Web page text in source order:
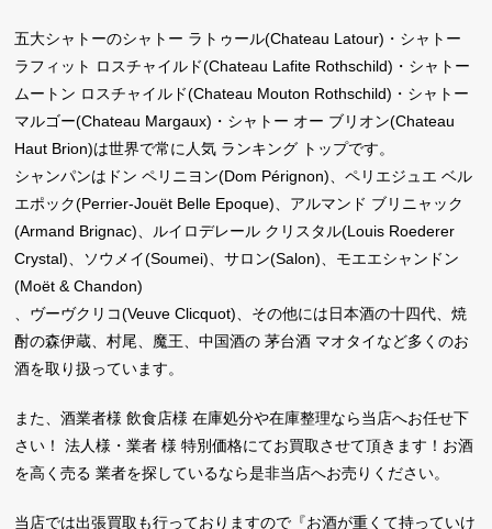
五大シャトーのシャトー ラトゥール(Chateau Latour)・シャトー
ラフィット ロスチャイルド(Chateau Lafite Rothschild)・シャトー
ムートン ロスチャイルド(Chateau Mouton Rothschild)・シャトー
マルゴー(Chateau Margaux)・シャトー オー ブリオン(Chateau
Haut Brion)は世界で常に人気 ランキング トップです。
シャンパンはドン ペリニヨン(Dom Pérignon)、ペリエジュエ ベル
エポック(Perrier-Jouët Belle Epoque)、アルマンド ブリニャック
(Armand Brignac)、ルイロデレール クリスタル(Louis Roederer
Crystal)、ソウメイ(Soumei)、サロン(Salon)、モエエシャンドン
(Moët & Chandon)
、ヴーヴクリコ(Veuve Clicquot)、その他には日本酒の十四代、焼
酎の森伊蔵、村尾、魔王、中国酒の 茅台酒 マオタイなど多くのお
酒を取り扱っています。
また、酒業者様 飲食店様 在庫処分や在庫整理なら当店へお任せ下
さい！ 法人様・業者 様 特別価格にてお買取させて頂きます！お酒
を高く売る 業者を探しているなら是非当店へお売りください。
当店では出張買取も行っておりますので『お酒が重くて持っていけ